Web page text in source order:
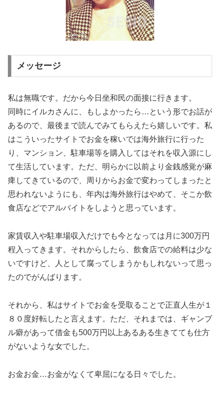
メッセージ
私は無職です。だから今日坐和民の面接に行きます。
同時にイルカさんに、もしよかったら…という形でお話が
あるので、最後まで読んでみてもらえたら嬉しいです。私
はこういったサイトでお金を稼いでは海外旅行に行った
り、マンション、駐車場等を購入してはそれを収入源にし
て生活しています。ただ、明らかに以前より金銭感覚が麻
痺してきているので、周りからお金で変わってしまったと
思われないようにも、年内は海外旅行はやめて、そこか飲
食店などでアルバイトをしようと思っています。
家賃収入や駐車場収入だけでも今となっては月に300万円
程入ってきます。それからしたら、飲食店での給料は少な
いですけど、人として腐ってしまうかもしれないって思っ
たのでがんばります。
それから、私はサイトでお金を受取ることで正直人生が１
８０度好転したと言えます。ただ、それまでは、ギャンブ
ル癖があって借金も500万円以上あるある生きてても仕方
がないような女でした。
お金お金…お金がなくて卑屈になる日々でした。